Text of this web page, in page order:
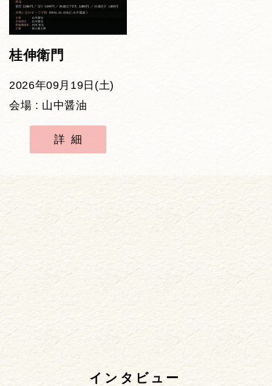
桂伸衛門
2026年09月19日(土)
会場 : 山中醤油
詳細
インタビュー